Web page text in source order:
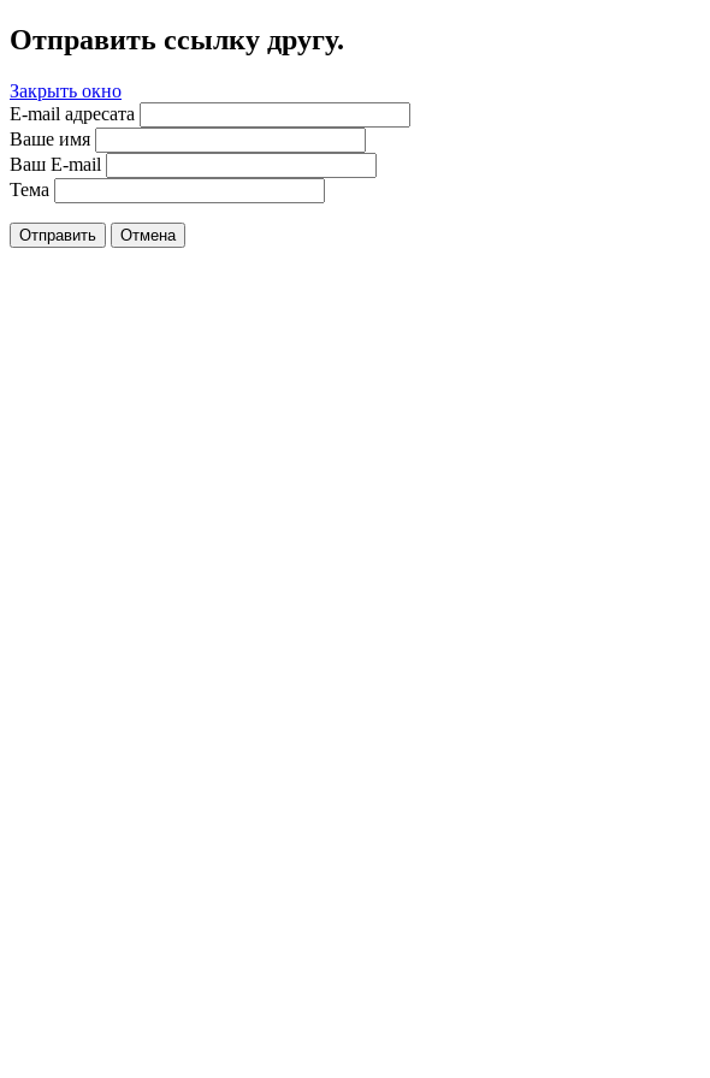
Отправить ссылку другу.
Закрыть окно
E-mail адресата
Ваше имя
Ваш E-mail
Тема
Отправить Отмена